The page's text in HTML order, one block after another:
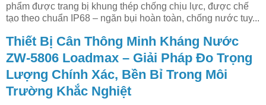
phẩm được trang bị khung thép chống chịu lực, được chế
tạo theo chuẩn IP68 – ngăn bụi hoàn toàn, chống nước tuy...
Thiết Bị Cân Thông Minh Kháng Nước
ZW‑5806 Loadmax – Giải Pháp Đo Trọng
Lượng Chính Xác, Bền Bỉ Trong Môi
Trường Khắc Nghiệt